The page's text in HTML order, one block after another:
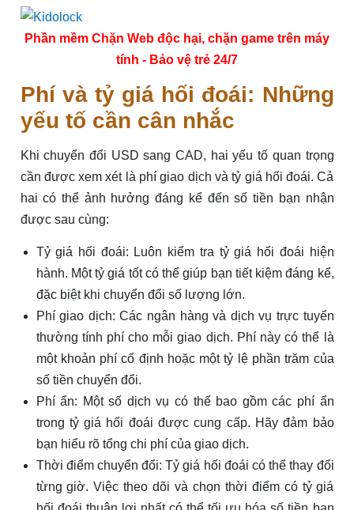
Phần mềm Chặn Web độc hại, chặn game trên máy
tính - Bảo vệ trẻ 24/7
Phí và tỷ giá hối đoái: Những
yếu tố cần cân nhắc
Khi chuyển đổi USD sang CAD, hai yếu tố quan trọng
cần được xem xét là phí giao dịch và tỷ giá hối đoái. Cả
hai có thể ảnh hưởng đáng kể đến số tiền bạn nhận
được sau cùng:
Tỷ giá hối đoái: Luôn kiểm tra tỷ giá hối đoái hiện
hành. Một tỷ giá tốt có thể giúp bạn tiết kiệm đáng kể,
đặc biệt khi chuyển đổi số lượng lớn.
Phí giao dịch: Các ngân hàng và dịch vụ trực tuyến
thường tính phí cho mỗi giao dịch. Phí này có thể là
một khoản phí cố định hoặc một tỷ lệ phần trăm của
số tiền chuyển đổi.
Phí ẩn: Một số dịch vụ có thể bao gồm các phí ẩn
trong tỷ giá hối đoái được cung cấp. Hãy đảm bảo
bạn hiểu rõ tổng chi phí của giao dịch.
Thời điểm chuyển đổi: Tỷ giá hối đoái có thể thay đổi
từng giờ. Việc theo dõi và chọn thời điểm có tỷ giá